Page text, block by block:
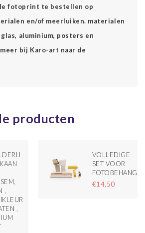
fotoprint te bestellen op
en/of meerluiken. materialen
aluminium, posters en
bij Karo-art naar de
producten
,
,
VOLLEDIGE
SET VOOR
FOTOBEHANG
€14,50